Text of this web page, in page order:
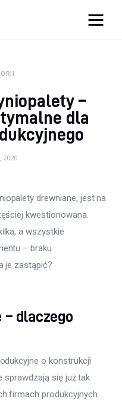
–
dla
2020
drewniane, jest na
kwestionowana.
a wszystkie
– braku
je zastąpić?
dlaczego
o konstrukcji
sprawdzają się już tak
firmach produkcyjnych.